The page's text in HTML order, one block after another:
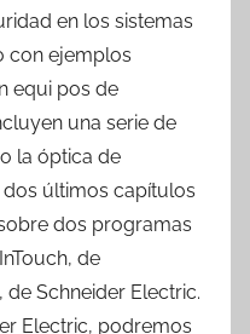
en los sistemas
con ejemplos
equi pos de
una serie de
la óptica de
últimos capítulos
dos programas
de
Schneider Electric.
Electric, podremos